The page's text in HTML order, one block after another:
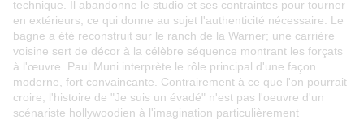
technique. Il abandonne le studio et ses contraintes pour tourner
en extérieurs, ce qui donne au sujet l'authenticité nécessaire. Le
bagne a été reconstruit sur le ranch de la Warner; une carrière
voisine sert de décor à la célèbre séquence montrant les forçats
à l'œuvre. Paul Muni interprète le rôle principal d'une façon
moderne, fort convaincante. Contrairement à ce que l'on pourrait
croire, l'histoire de "Je suis un évadé" n'est pas l'oeuvre d'un
scénariste hollywoodien à l'imagination particulièrement